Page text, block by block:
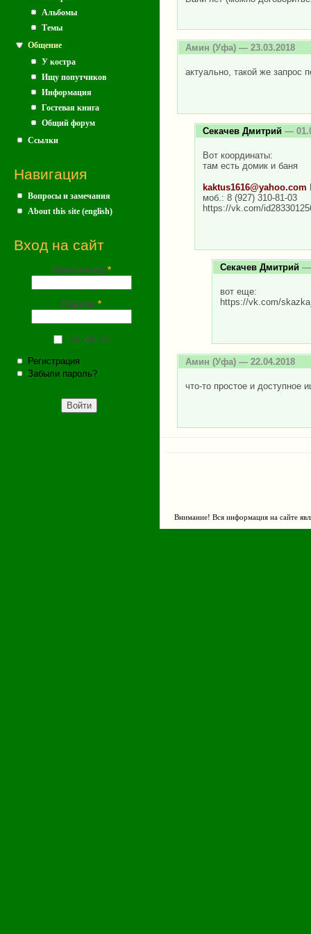
Альбомы
Темы
Общение
У костра
Ищу попутчиков
Информация
Гостевая книга
Общий форум
Ссылки
Навигация
Вопросы и замечания
About this site (english)
Вход на сайт
Имя (почта) *
Пароль *
Запомнить
Регистрация
Забыли пароль?
Амин (Уфа) — 23.03.2018
актуально, такой же запрос
Секачев Дмитрий —
Вот координаты:
там есть домик и баня
kaktus1616@yahoo.com
моб.: 8 (927) 310-81-03
https://vk.com/
Секачев Дмитрий —
вот еще:
https://vk.com/
Амин (Уфа) — 22.04.2018
что-то простое и доступное
Внимание! Вся информация на сайте